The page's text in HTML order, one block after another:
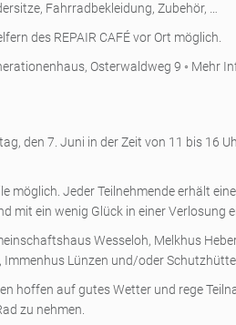
Fahrradbekleidung, Zubehör, …
des REPAIR CAFÉ vor Ort möglich.
Osterwaldweg 9 ◦ Mehr
den 7. Juni in der Zeit von 11 bis 16
Jeder Teilnehmende erhält
ein wenig Glück in einer Verlosung
Wesseloh, Melkhus
Lünzen und/oder
hoffen auf gutes Wetter und rege
zu nehmen.